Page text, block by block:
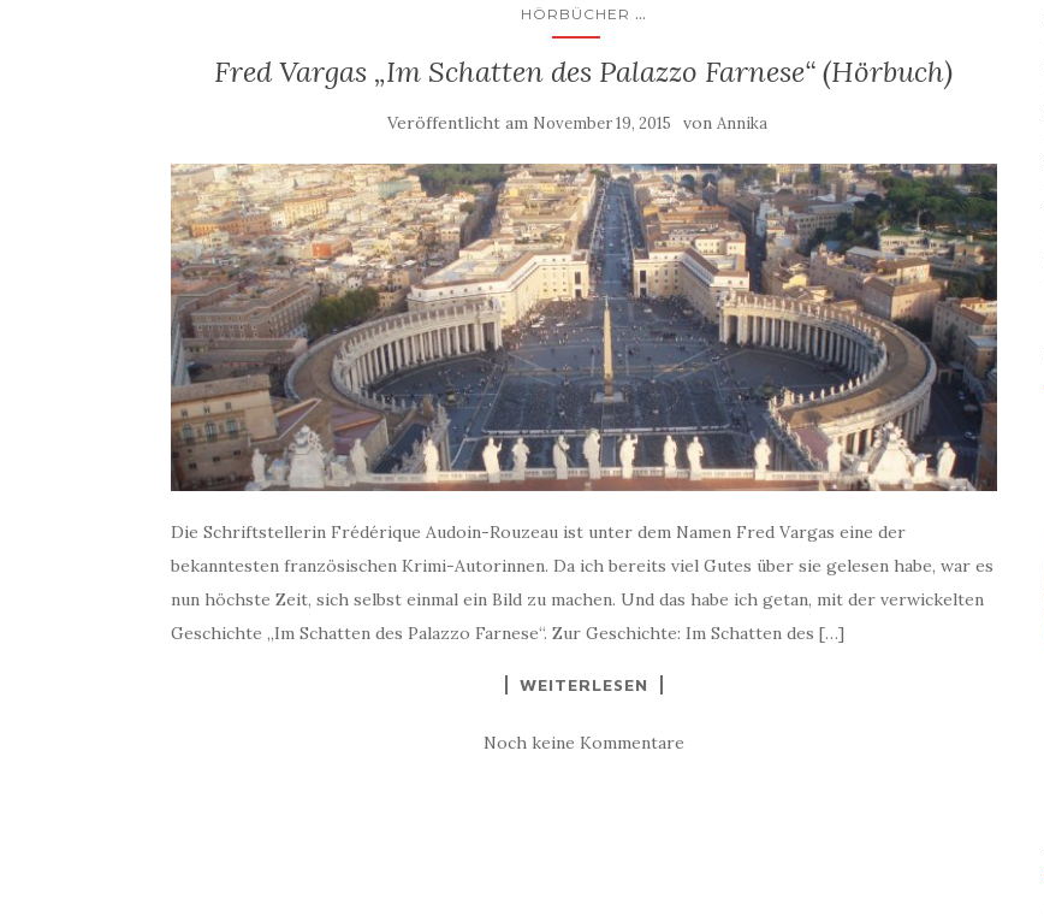
HÖRBÜCHER ...
Fred Vargas „Im Schatten des Palazzo Farnese“ (Hörbuch)
Veröffentlicht am November 19, 2015 vonAnnika
Die Schriftstellerin Frédérique Audoin-Rouzeau ist unter dem Namen Fred Vargas eine der
bekanntesten französischen Krimi-Autorinnen. Da ich bereits viel Gutes über sie gelesen habe, war es
nun höchste Zeit, sich selbst einmal ein Bild zu machen. Und das habe ich getan, mit der verwickelten
Geschichte „Im Schatten des Palazzo Farnese“. Zur Geschichte: Im Schatten des […]
WEITERLESEN
Noch keine Kommentare